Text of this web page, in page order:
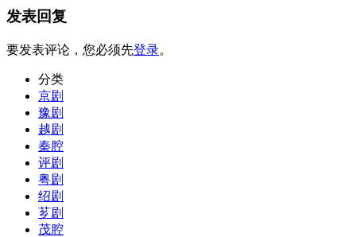
发表回复
要发表评论，您必须先登录。
分类
京剧
豫剧
越剧
秦腔
评剧
粤剧
绍剧
芗剧
茂腔